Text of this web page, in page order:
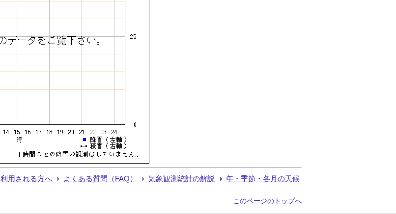
利用される方へ よくある質問（FAQ） 気象観測統計の解説 年・季節・各月の天候
このページのトップへ